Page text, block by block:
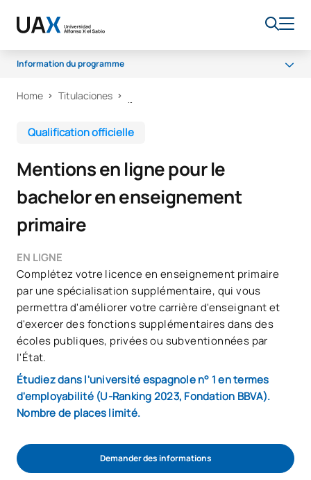
Information du programme
Mentions
Débouchés professionnels
Home Titulaciones
Qualification officielle
Mentions en ligne pour le
bachelor en enseignement
primaire
EN LIGNE
Complétez votre licence en enseignement primaire
par une spécialisation supplémentaire, qui vous
permettra d'améliorer votre carrière d'enseignant et
d'exercer des fonctions supplémentaires dans des
écoles publiques, privées ou subventionnées par
l'État.
Étudiez dans l'université espagnole n° 1 en termes
d'employabilité (U-Ranking 2023, Fondation BBVA).
Nombre de places limité.
Demander des informations